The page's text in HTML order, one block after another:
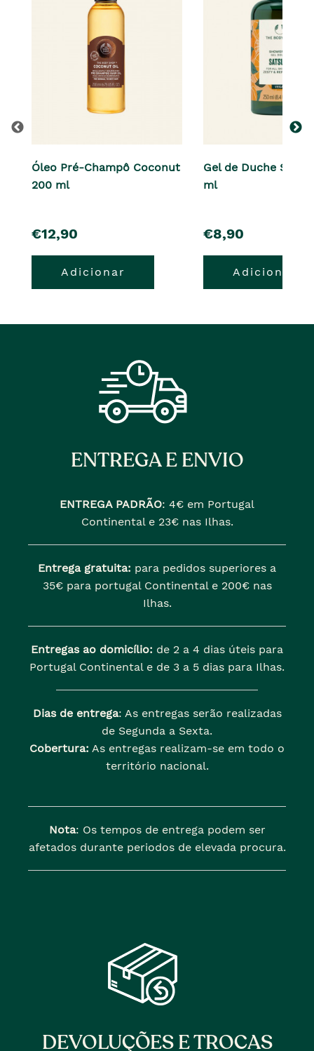
Óleo Pré-Champô Coconut
200 ml
pre�o
€12,90
Adicionar
Gel de Duche
ml
pre�o
€8,90
Adicionar
ENTREGA E ENVIO
ENTREGA PADRÃO: 4€ em Portugal
Continental e 23€ nas Ilhas.
Entrega gratuita: para pedidos superiores a
35€ para portugal Continental e 200€ nas
Ilhas.
Entregas ao domicílio: de 2 a 4 dias úteis para
Portugal Continental e de 3 a 5 dias para Ilhas.
Dias de entrega: As entregas serão realizadas
de Segunda a Sexta.
Cobertura: As entregas realizam-se em todo o
território nacional.
Nota: Os tempos de entrega podem ser
afetados durante periodos de elevada procura.
DEVOLUÇÕES E TROCAS